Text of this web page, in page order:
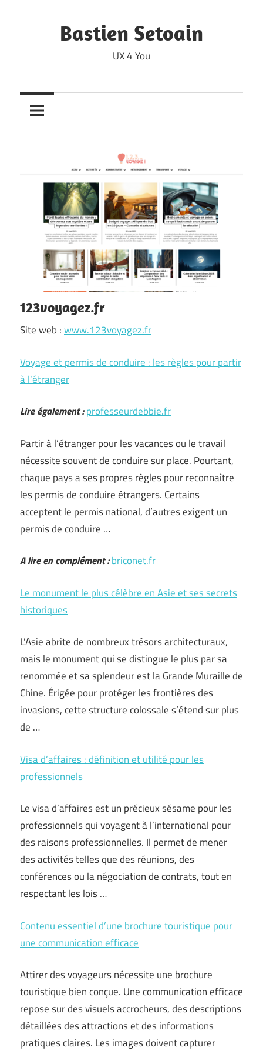
Bastien Setoain
UX 4 You
123voyagez.fr
Site web :www.123voyagez.fr
Voyage et permis de conduire : les règles pour partir
à l’étranger
Lire également :professeurdebbie.fr
Partir à l’étranger pour les vacances ou le travail
nécessite souvent de conduire sur place. Pourtant,
chaque pays a ses propres règles pour reconnaître
les permis de conduire étrangers. Certains
acceptent le permis national, d’autres exigent un
permis de conduire …
A lire en complément :briconet.fr
Le monument le plus célèbre en Asie et ses secrets
historiques
L’Asie abrite de nombreux trésors architecturaux,
mais le monument qui se distingue le plus par sa
renommée et sa splendeur est la Grande Muraille de
Chine. Érigée pour protéger les frontières des
invasions, cette structure colossale s’étend sur plus
de …
Visa d’affaires : définition et utilité pour les
professionnels
Le visa d’affaires est un précieux sésame pour les
professionnels qui voyagent à l’international pour
des raisons professionnelles. Il permet de mener
des activités telles que des réunions, des
conférences ou la négociation de contrats, tout en
respectant les lois …
Contenu essentiel d’une brochure touristique pour
une communication efficace
Attirer des voyageurs nécessite une brochure
touristique bien conçue. Une communication efficace
repose sur des visuels accrocheurs, des descriptions
détaillées des attractions et des informations
pratiques claires. Les images doivent capturer